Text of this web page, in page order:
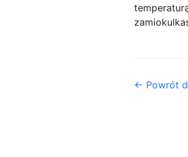
← Powrót